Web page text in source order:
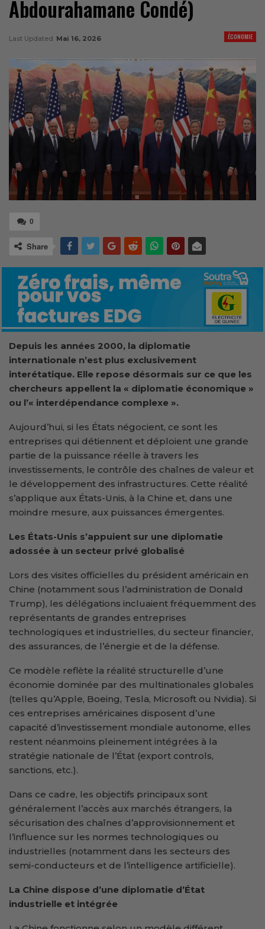
Abdourahamane Condé)
ÉCONOMIE
Last Updated Mai 16, 2026
0
Share
Depuis les années 2000, la diplomatie
internationale n’est plus exclusivement
interétatique. Elle repose désormais sur ce que les
chercheurs appellent la « diplomatie économique »
ou l’« interdépendance complexe ».
Aujourd’hui, si les États négocient, ce sont les
entreprises qui détiennent et déploient une grande
partie de la puissance réelle à travers les
investissements, le contrôle des chaînes de valeur et
le développement des infrastructures. Cette réalité
s’applique aux États-Unis, à la Chine et, dans une
moindre mesure, aux puissances émergentes.
Les États-Unis s’appuient sur une diplomatie
adossée à un secteur privé globalisé
Lors des visites officielles du président américain en
Chine (notamment sous l’administration de Donald
Trump), les délégations incluaient fréquemment des
représentants de grandes entreprises
technologiques et industrielles, du secteur financier,
des assurances, de l’énergie et de la défense.
Ce modèle reflète la réalité structurelle d’une
économie dominée par des multinationales globales
(telles qu’Apple, Boeing, Tesla, Microsoft ou Nvidia). Si
ces entreprises américaines disposent d’une
capacité d’investissement mondiale autonome, elles
restent néanmoins pleinement intégrées à la
stratégie nationale de l’État (export controls,
sanctions, etc.).
Dans ce cadre, les objectifs principaux sont
généralement l’accès aux marchés étrangers, la
sécurisation des chaînes d’approvisionnement et
l’influence sur les normes technologiques ou
industrielles (notamment dans les secteurs des
semi-conducteurs et de l’intelligence artificielle).
La Chine dispose d’une diplomatie d’État
industrielle et intégrée